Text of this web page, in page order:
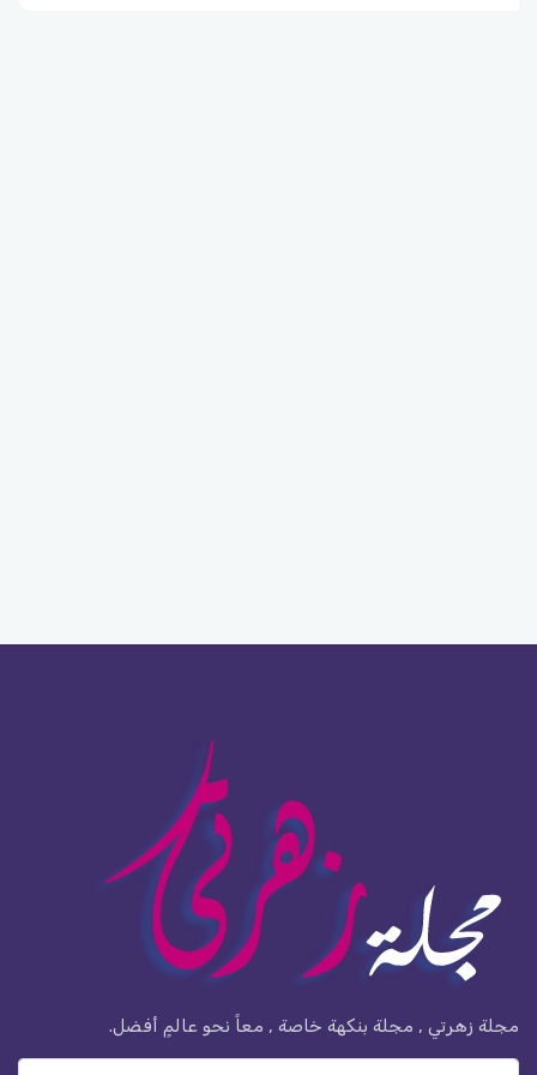
مجلة زهرتي , مجلة بنكهة خاصة , معاً نحو عالمٍ أفضل.